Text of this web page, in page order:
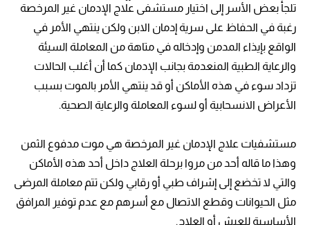
تلجأ بعض الأسر إلى اختيار مستشفى علاج الإدمان غير المرخصة
رغبة في الحفاظ على سرية إدمان الابن ولكن ينتهي الأمر في
الواقع بإيذاء المدمن وإدخاله في متاهة من المعاملة السيئة
والرعاية الطبية المنعدمة بجانب الإدمان كما أن أغلب الحالات
تزداد سوء في هذه الأماكن أو قد ينتهي الأمر بالموت بسبب
الأعراض الانسحابية أو لسوء المعاملة والرعاية الصحية.
مستشفيات علاج الإدمان غير المرخصة هي موت مدفوع الثمن
وهذا ما قاله أحد من مروا برحلة العلاج داخل أحد هذه الأماكن
والتي لا تخضع إلى إشراف طبي أو رقابي ولكن تتم معاملة المرضى
مثل الحيوانات وقطع الاتصال مع أسرهم مع عدم توفير المرافق
الأساسية للعيش أو العلاج.